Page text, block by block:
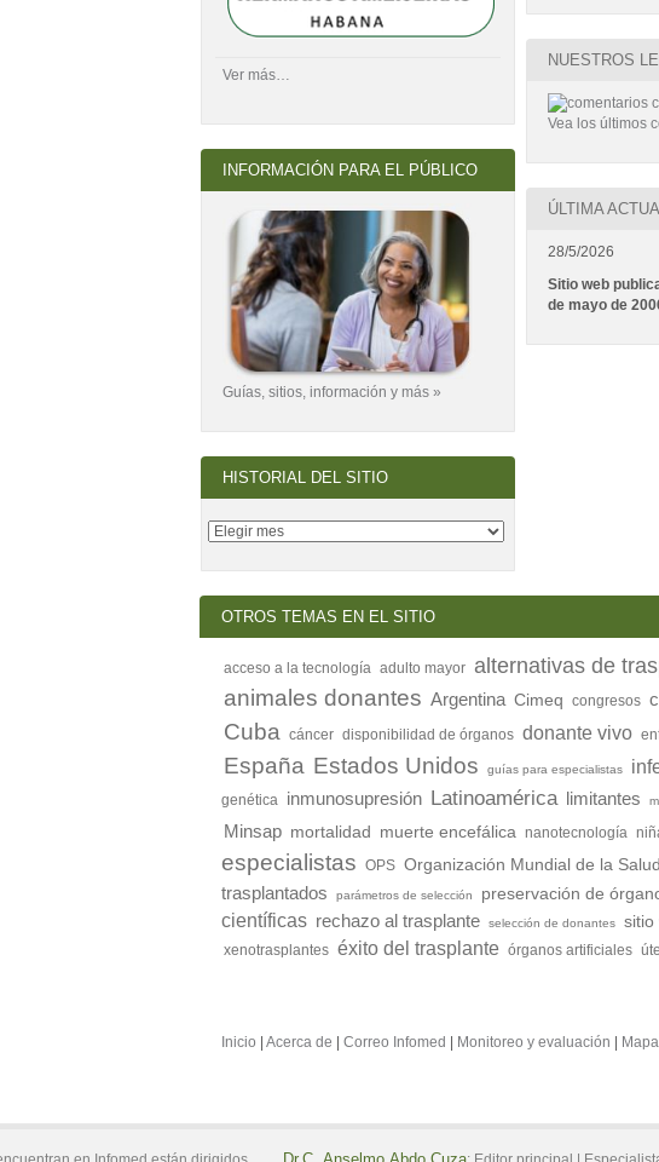
Ver más…
INFORMACIÓN PARA EL PÚBLICO
Guías, sitios, información y más »
HISTORIAL DEL SITIO
NUESTROS
Vea los últimos
ÚLTIMA
28/5/2026
Sitio web
de mayo de
OTROS TEMAS EN EL SITIO
acceso a la tecnología adulto mayor alternativas de
animales donantes Argentina Cimeq congresos
Cuba cáncer disponibilidad de órganos donante vivo
España Estados Unidos guías para especialistas
genética inmunosupresión Latinoamérica limitantes
Minsap mortalidad muerte encefálica nanotecnología
especialistas
OPS Organización Mundial de la Salud
trasplantados
parámetros de selección preservación de
científicas rechazo al trasplante selección de donantes sitio
xenotrasplantes éxito del trasplante órganos artificiales
Inicio Acerca de |Correo Infomed Monitoreo y evaluación